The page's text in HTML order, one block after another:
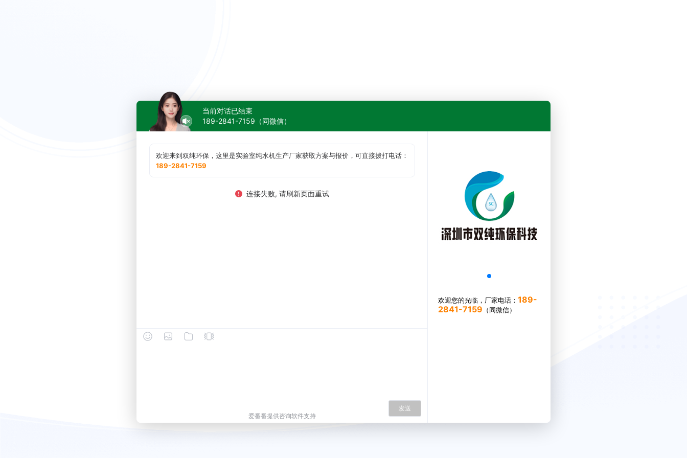
当前对话已结束
189-2841-7159（同微信）
欢迎来到双纯环保，这里是实验室纯水机生产厂家获取方案与报价，可直接拨打电话：
189-2841-7159
连接失败, 请刷新页面重试
发送
欢迎您的光临，厂家电话： 189-
2841-7159 （同微信）